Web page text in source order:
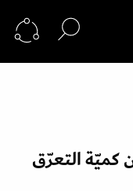
التعرّق